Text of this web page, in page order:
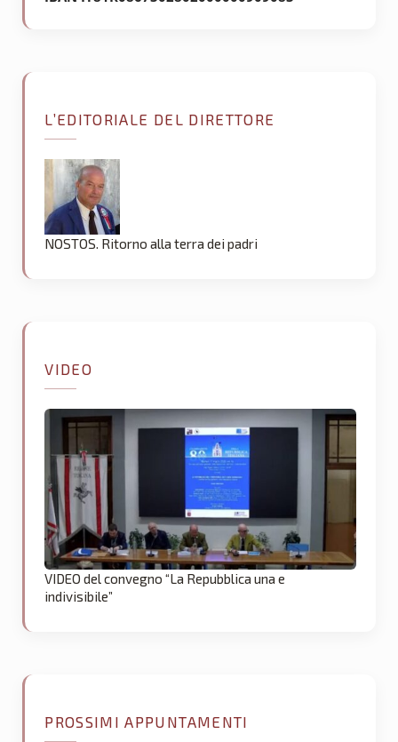
L’EDITORIALE DEL DIRETTORE
NOSTOS. Ritorno alla terra dei padri
VIDEO
VIDEO del convegno “La Repubblica una e
indivisibile”
PROSSIMI APPUNTAMENTI